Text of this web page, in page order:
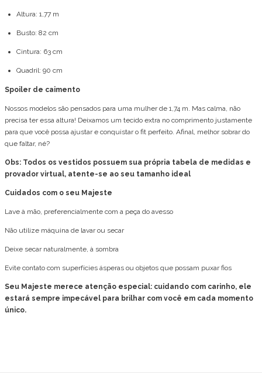
Altura: 1,77 m
Busto: 82 cm
Cintura: 63 cm
Quadril: 90 cm
Spoiler de caimento
Nossos modelos são pensados para uma mulher de 1,74 m. Mas calma, não
precisa ter essa altura! Deixamos um tecido extra no comprimento justamente
para que você possa ajustar e conquistar o fit perfeito. Afinal, melhor sobrar do
que faltar, né?
Obs: Todos os vestidos possuem sua própria tabela de medidas e
provador virtual, atente-se ao seu tamanho ideal
Cuidados com o seu Majeste
Lave à mão, preferencialmente com a peça do avesso
Não utilize máquina de lavar ou secar
Deixe secar naturalmente, à sombra
Evite contato com superfícies ásperas ou objetos que possam puxar fios
Seu Majeste merece atenção especial: cuidando com carinho, ele
estará sempre impecável para brilhar com você em cada momento
único.